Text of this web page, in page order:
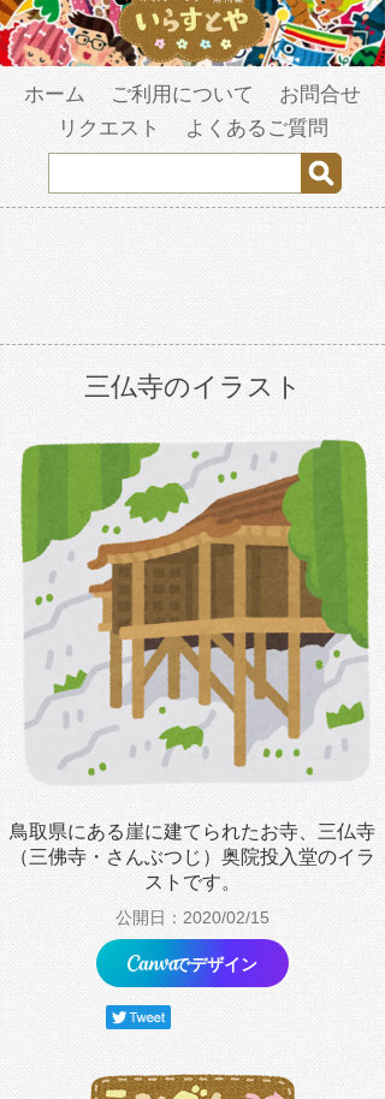
ホーム ご利用について
お問合せ
リクエスト
よくあるご質問
三仏寺のイラスト
鳥取県にある崖に建てられたお寺、三仏寺
（三佛寺・さんぶつじ）奥院投入堂のイラ
ストです。
公開日：2020/02/15
でデザイン